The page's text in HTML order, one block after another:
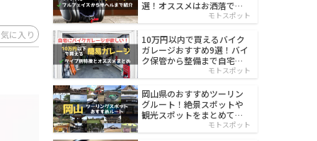
に入り
選！オススメはお洒落でワ
モトスポット
10万円以内で買えるバイク
ガレージおすすめ9選！バイ
ク保管から整備まで自宅で
モトスポット
岡山県のおすすめツーリン
グルート！絶景スポットや
観光スポットをまとめて紹
モトスポット